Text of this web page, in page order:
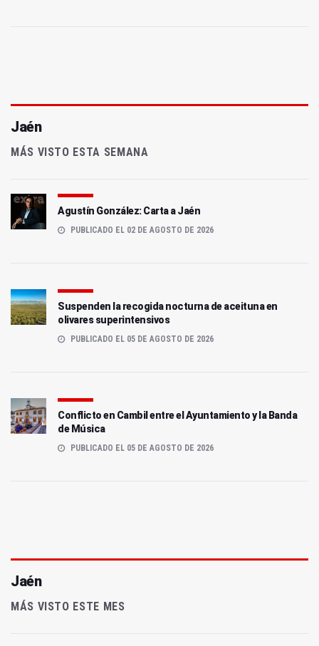
Jaén
MÁS VISTO ESTA SEMANA
Agustín González: Carta a Jaén
PUBLICADO EL 02 DE AGOSTO DE 2026
Suspenden la recogida nocturna de aceituna en
olivares superintensivos
PUBLICADO EL 05 DE AGOSTO DE 2026
Conflicto en Cambil entre el Ayuntamiento y la Banda
de Música
PUBLICADO EL 05 DE AGOSTO DE 2026
Jaén
MÁS VISTO ESTE MES